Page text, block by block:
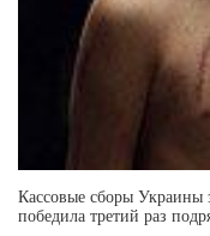
Кассовые сборы Украины
победила третий раз